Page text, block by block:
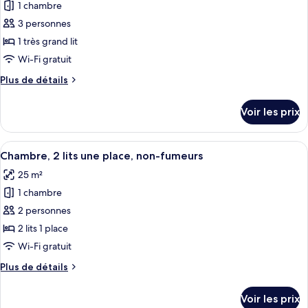
fumeurs
très
grand
lit,
non-
fumeurs
photos
pour
ce
type
chambre :
très
grand
lit,
non-
fumeurs,
vue
cour
intérieure
1 chambre
3 personnes
1 très grand lit
Wi-Fi gratuit
Plus de détails
Plus
le
type
de
Chambre,
très
grand
lit,
non-
fumeurs,
vue
Voir les prix
Afficher
toutes
les
photos
pour
ce
type
chambre :
Une chambre d’hôtel avec deux lits,
7
Chambre, 2 lits une place, non-fumeurs
25 m²
1 chambre
2 personnes
2 lits 1 place
Wi-Fi gratuit
Plus de détails
Plus
Voir les prix